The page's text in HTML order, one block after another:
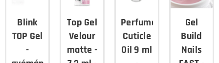
Blink
TOP Gel
-
Top Gel
Velour
matte -
Perfumed
Cuticle
Oil 9 ml
Gel
Build
Nails